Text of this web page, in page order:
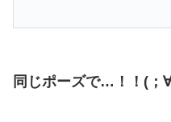
同じポーズで…！！(；